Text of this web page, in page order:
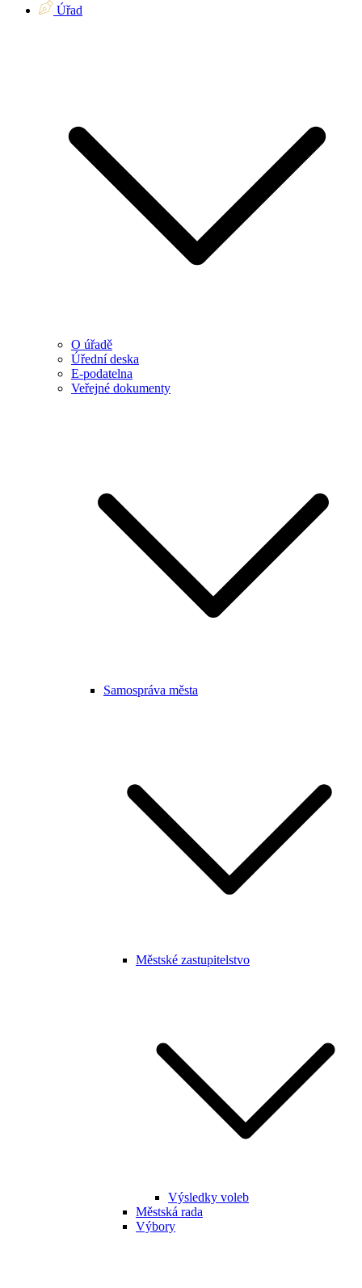
Úřad
O úřadě
Úřední deska
E-podatelna
Veřejné dokumenty
Samospráva města
Městské zastupitelstvo
Výsledky voleb
Městská rada
Výbory